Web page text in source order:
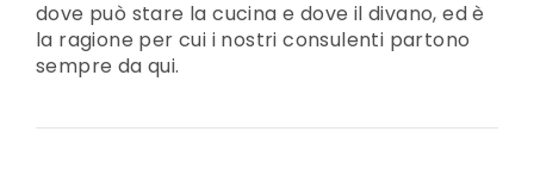
dove può stare la cucina e dove il divano, ed è
la ragione per cui i nostri consulenti partono
sempre da qui.